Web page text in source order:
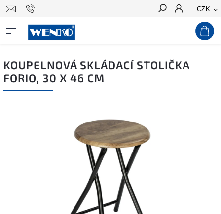
CZK
Hledat
KOUPELNOVÁ SKLÁDACÍ STOLIČKA
FORIO, 30 X 46 CM